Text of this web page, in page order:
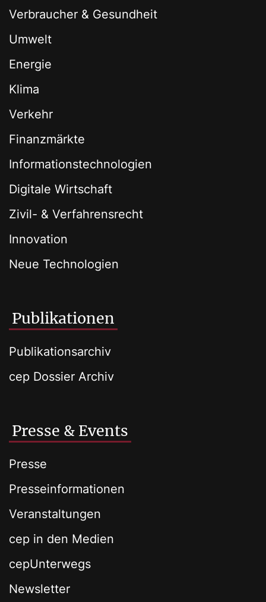
Verbraucher & Gesundheit
Umwelt
Energie
Klima
Verkehr
Finanzmärkte
Informationstechnologien
Digitale Wirtschaft
Zivil- & Verfahrensrecht
Innovation
Neue Technologien
Publikationen
Publikationsarchiv
cep Dossier Archiv
Presse & Events
Presse
Presseinformationen
Veranstaltungen
cep in den Medien
cepUnterwegs
Newsletter